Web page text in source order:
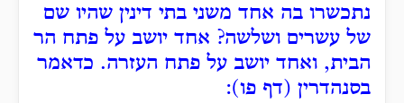
נתכשרו בה אחד משני בתי דינין שהיו שם
של עשרים ושלשה? אחד יושב על פתח הר
הבית, ואחד יושב על פתח העזרה. כדאמר
בסנהדרין (דף פו):